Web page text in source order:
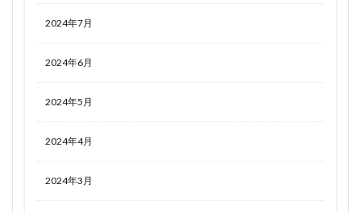
2024年7月
2024年6月
2024年5月
2024年4月
2024年3月